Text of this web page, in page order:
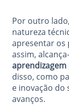
Por outro
natureza
apresentar os
assim,
aprendizagem
disso, como
e inovação do
avanços.